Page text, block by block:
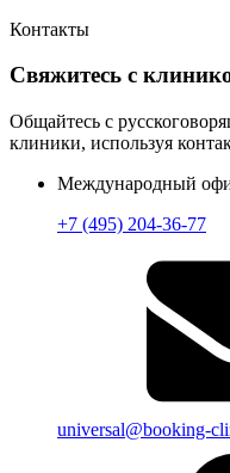
Контакты
Свяжитесь с
Общайтесь с
клиники, используя
Международный
+7 (495) 204-36-77
universal@booking-